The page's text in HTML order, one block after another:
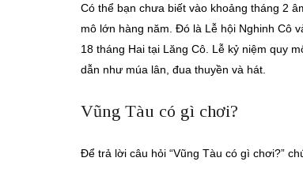
Có thể bạn chưa biết vào khoảng tháng 2
mô lớn hàng năm. Đó là Lễ hội Nghinh Cô
18 tháng Hai tại Lăng Cô. Lễ kỷ niệm quy
dẫn như múa lân, đua thuyền và hát.
Vũng Tàu có gì chơi?
Để trả lời câu hỏi “Vũng Tàu có gì chơi?”